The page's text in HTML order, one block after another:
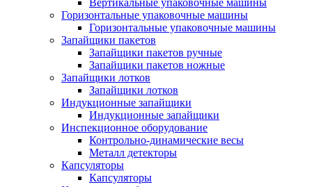
Вертикальные упаковочные машины
Горизонтальные упаковочные машины
Горизонтальные упаковочные машины
Запайщики пакетов
Запайщики пакетов ручные
Запайщики пакетов ножные
Запайщики лотков
Запайщики лотков
Индукционные запайщики
Индукционные запайщики
Инспекционное оборудование
Контрольно-динамические весы
Металл детекторы
Капсуляторы
Капсуляторы